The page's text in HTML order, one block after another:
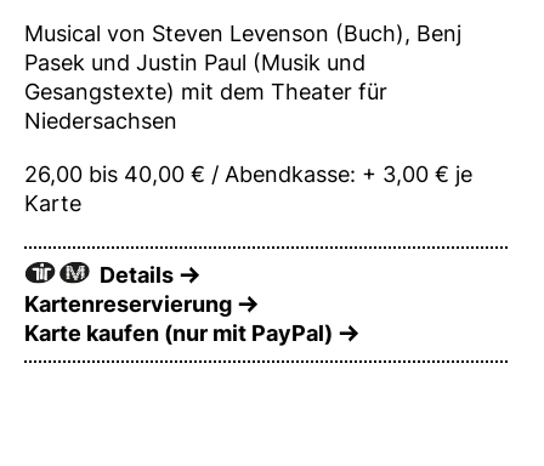
Musical von Steven Levenson (Buch), Benj
Pasek und Justin Paul (Musik und
Gesangstexte) mit dem Theater für
Niedersachsen
26,00 bis 40,00 € / Abendkasse: + 3,00 € je
Karte
Details
Kartenreservierung
Karte kaufen (nur mit PayPal)